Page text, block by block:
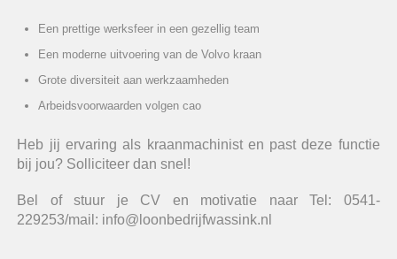
Een prettige werksfeer in een gezellig team
Een moderne uitvoering van de Volvo kraan
Grote diversiteit aan werkzaamheden
Arbeidsvoorwaarden volgen cao
Heb jij ervaring als kraanmachinist en past deze functie
bij jou? Solliciteer dan snel!
Bel of stuur je CV en motivatie naar Tel: 0541-
229253/mail: info@loonbedrijfwassink.nl